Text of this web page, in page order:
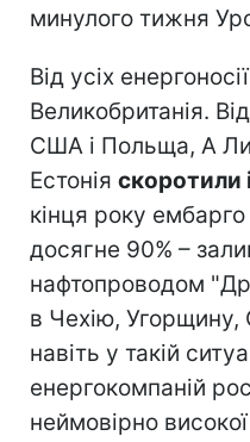
минулого тижня
Від усіх
Великобританія.
США і Польща, А
Естонія скоротили
кінця року
досягне 90% –
нафтопроводом
в Чехію,
навіть у такій
енергокомпаній
неймовірно високої